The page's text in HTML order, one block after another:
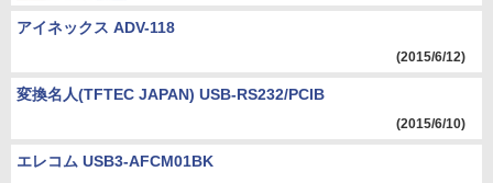
アイネックス ADV-118
(2015/6/12)
変換名人(TFTEC JAPAN) USB-RS232/PCIB
(2015/6/10)
エレコム USB3-AFCM01BK